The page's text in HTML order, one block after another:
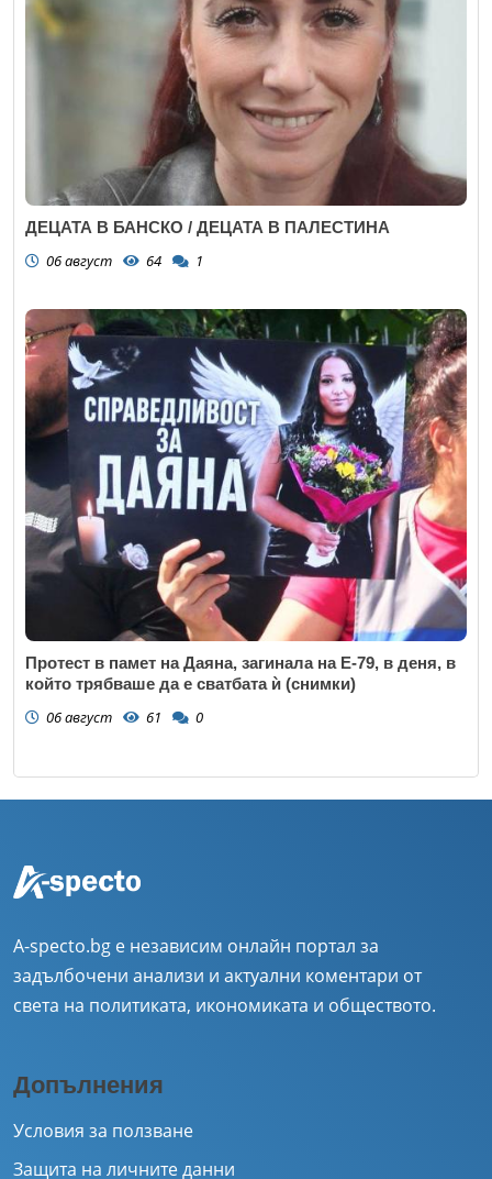
ДЕЦАТА В БАНСКО / ДЕЦАТА В ПАЛЕСТИНА
06 август 64 1
Протест в памет на Даяна, загинала на Е-79, в деня, в
който трябваше да е сватбата ѝ (снимки)
06 август 61 0
A-specto.bg е независим онлайн портал за
задълбочени анализи и актуални коментари от
света на политиката, икономиката и обществото.
Допълнения
Условия за ползване
Защита на личните данни